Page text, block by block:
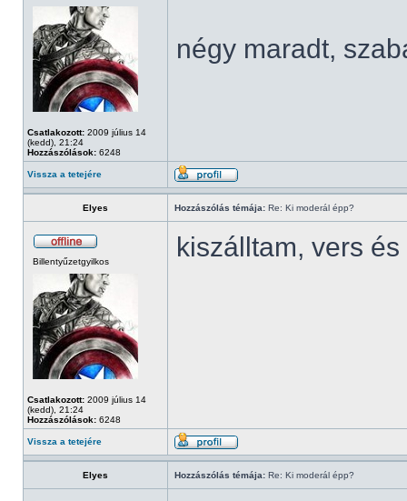
Csatlakozott: 2009 július 14
(kedd), 21:24
Hozzászólások: 6248
négy maradt,
Vissza a tetejére
Elyes Hozzászólás témája: Re: Ki moderál épp?
Billentyűzetgyilkos
Csatlakozott: 2009 július 14
(kedd), 21:24
Hozzászólások: 6248
kiszálltam, vers
Vissza a tetejére
Elyes Hozzászólás témája: Re: Ki moderál épp?